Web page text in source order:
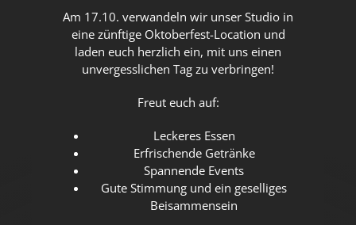
Am 17.10. verwandeln wir unser Studio in
eine zünftige Oktoberfest-Location und
laden euch herzlich ein, mit uns einen
unvergesslichen Tag zu verbringen!
Freut euch auf:
Leckeres Essen
Erfrischende Getränke
Spannende Events
Gute Stimmung und ein geselliges
Beisammensein